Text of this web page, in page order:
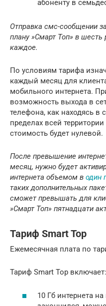
абоненту в
Отправка смс-сообщении
плану »Смарт Топ» в шесть
каждое.
По условиям тарифа
каждый месяц для
мобильного интернета.
возможность выхода в
телефона, как находясь в
пределах всей
стоимость будет нулевой.
После превышение
месяц, нужно будет
интернета объемом в один
таких дополнительных
сможет превышать для
»Смарт Топ» пятнадцати
Тариф Smart Top
Ежемесячная плата по
Тариф Smart Top включает:­
10 Гб интернета